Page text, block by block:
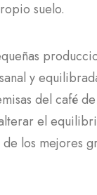
suelo.
y
del café
el
los mejores